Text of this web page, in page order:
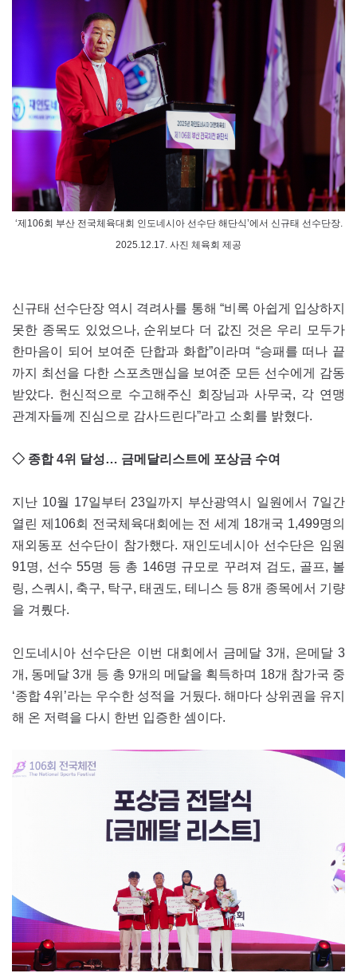
‘제106회 부산 전국체육대회 인도네시아 선수단 해단식’에서 신규태 선수단장.
2025.12.17. 사진 체육회 제공
신규태 선수단장 역시 격려사를 통해 “비록 아쉽게 입상하지
못한 종목도 있었으나, 순위보다 더 값진 것은 우리 모두가
한마음이 되어 보여준 단합과 화합”이라며 “승패를 떠나 끝
까지 최선을 다한 스포츠맨십을 보여준 모든 선수에게 감동
받았다. 헌신적으로 수고해주신 회장님과 사무국, 각 연맹
관계자들께 진심으로 감사드린다”라고 소회를 밝혔다.
◇ 종합 4위 달성… 금메달리스트에 포상금 수여
지난 10월 17일부터 23일까지 부산광역시 일원에서 7일간
열린 제106회 전국체육대회에는 전 세계 18개국 1,499명의
재외동포 선수단이 참가했다. 재인도네시아 선수단은 임원
91명, 선수 55명 등 총 146명 규모로 꾸려져 검도, 골프, 볼
링, 스쿼시, 축구, 탁구, 태권도, 테니스 등 8개 종목에서 기량
을 겨뤘다.
인도네시아 선수단은 이번 대회에서 금메달 3개, 은메달 3
개, 동메달 3개 등 총 9개의 메달을 획득하며 18개 참가국 중
‘종합 4위’라는 우수한 성적을 거뒀다. 해마다 상위권을 유지
해 온 저력을 다시 한번 입증한 셈이다.